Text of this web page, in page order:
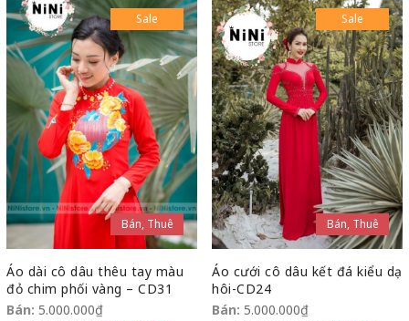
Bán, Thuê
Sale
Áo dài cô dâu thêu tay màu
đỏ chim phối vàng – CD31
Bán: 5.000.000₫
Bán, Thuê
Sale
Áo cưới cô dâu kết đá kiểu dạ
hôi-CD24
Bán: 5.000.000₫